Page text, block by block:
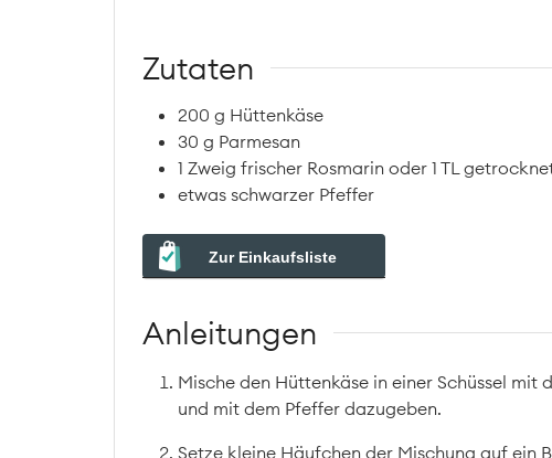
Zutaten
200 g Hüttenkäse
30 g Parmesan
1 Zweig frischer Rosmarin oder 1 TL
etwas schwarzer Pfeffer
Zur Einkaufsliste
Anleitungen
Mische den Hüttenkäse in einer Schüssel mit
und mit dem Pfeffer dazugeben.
Setze kleine Häufchen der Mischung auf ein